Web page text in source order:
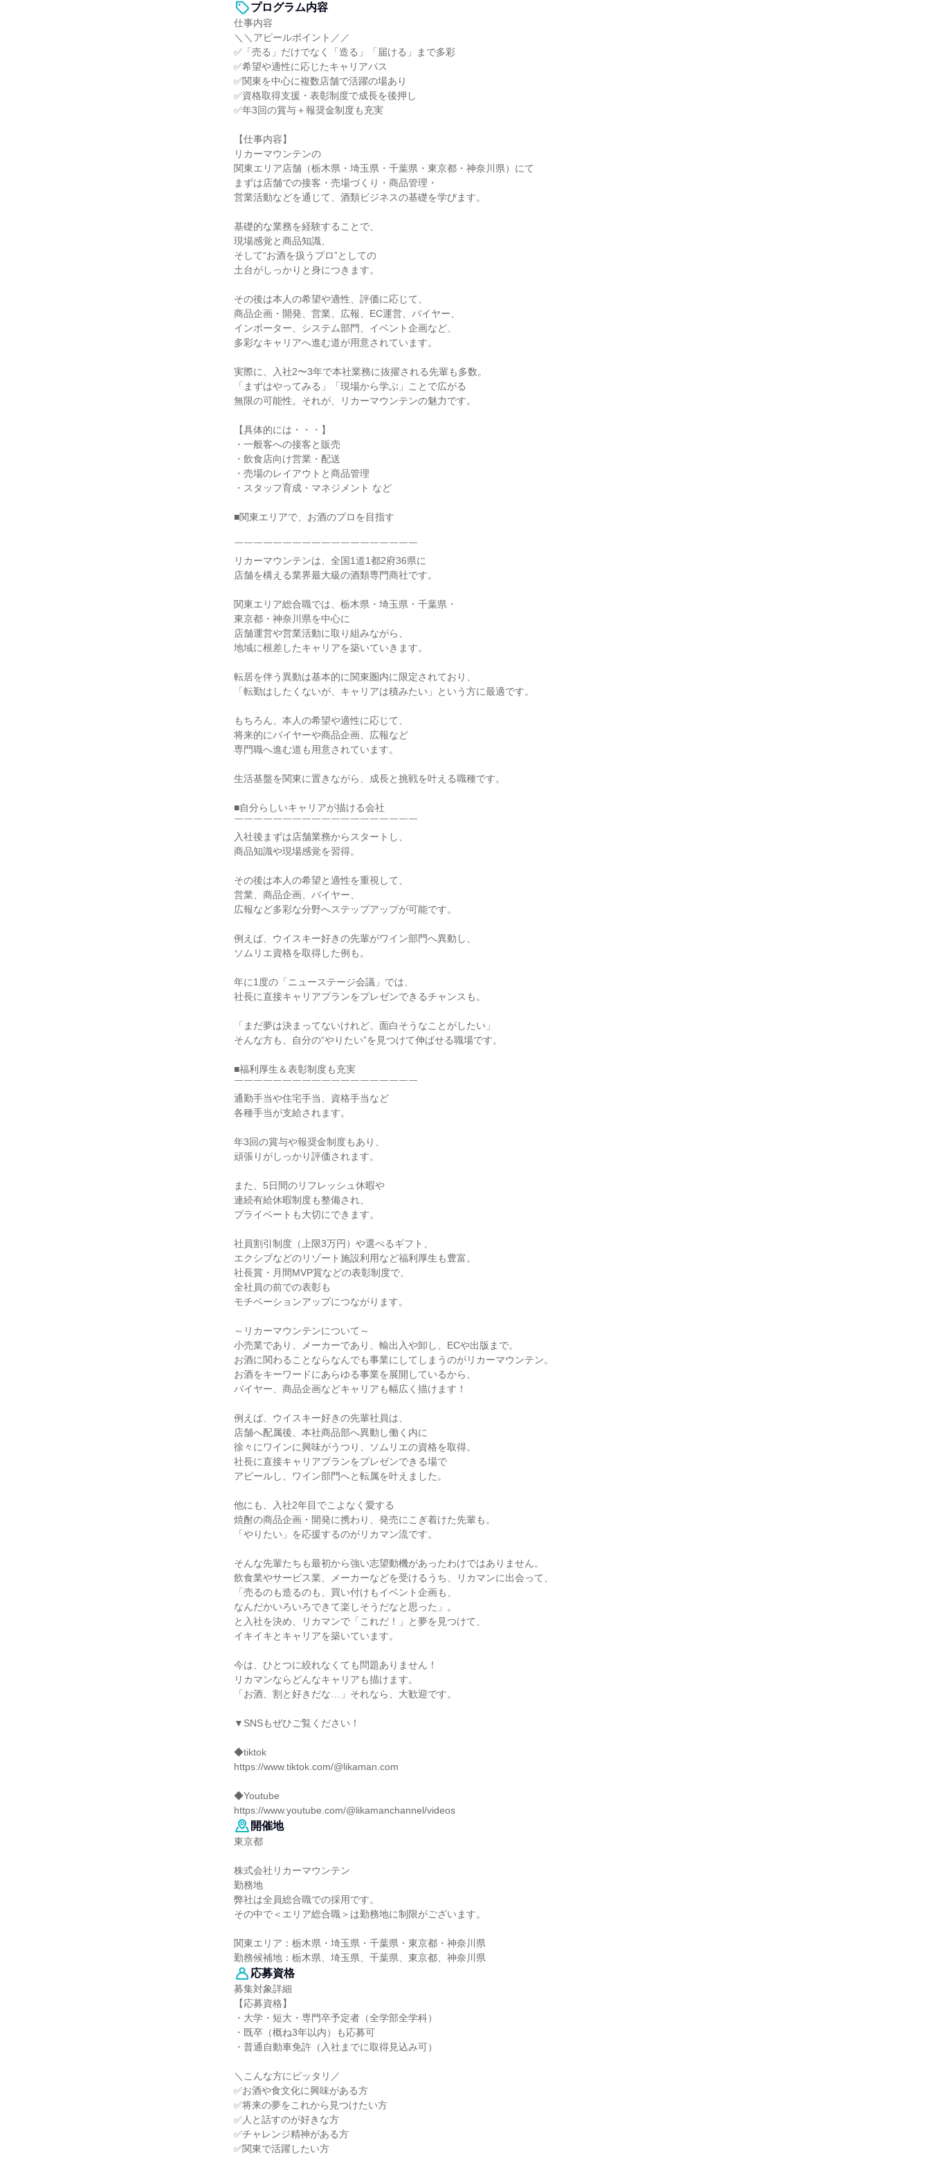
プログラム内容
仕事内容
＼＼アピールポイント／／
✅「売る」だけでなく「造る」「届ける」まで多彩
✅希望や適性に応じたキャリアパス
✅関東を中心に複数店舗で活躍の場あり
✅資格取得支援・表彰制度で成長を後押し
✅年3回の賞与＋報奨金制度も充実
【仕事内容】
リカーマウンテンの
関東エリア店舗（栃木県・埼玉県・千葉県・東京都・神奈川県）にて
まずは店舗での接客・売場づくり・商品管理・
営業活動などを通じて、酒類ビジネスの基礎を学びます。
基礎的な業務を経験することで、
現場感覚と商品知識、
そして“お酒を扱うプロ”としての
土台がしっかりと身につきます。
その後は本人の希望や適性、評価に応じて、
商品企画・開発、営業、広報、EC運営、バイヤー、
インポーター、システム部門、イベント企画など、
多彩なキャリアへ進む道が用意されています。
実際に、入社2〜3年で本社業務に抜擢される先輩も多数。
「まずはやってみる」「現場から学ぶ」ことで広がる
無限の可能性。それが、リカーマウンテンの魅力です。
【具体的には・・・】
・一般客への接客と販売
・飲食店向け営業・配送
・売場のレイアウトと商品管理
・スタッフ育成・マネジメント など
■関東エリアで、お酒のプロを目指す
￣￣￣￣￣￣￣￣￣￣￣￣￣￣￣￣￣￣￣
リカーマウンテンは、全国1道1都2府36県に
店舗を構える業界最大級の酒類専門商社です。
関東エリア総合職では、栃木県・埼玉県・千葉県・
東京都・神奈川県を中心に
店舗運営や営業活動に取り組みながら、
地域に根差したキャリアを築いていきます。
転居を伴う異動は基本的に関東圏内に限定されており、
「転勤はしたくないが、キャリアは積みたい」という方に最適です。
もちろん、本人の希望や適性に応じて、
将来的にバイヤーや商品企画、広報など
専門職へ進む道も用意されています。
生活基盤を関東に置きながら、成長と挑戦を叶える職種です。
■自分らしいキャリアが描ける会社
￣￣￣￣￣￣￣￣￣￣￣￣￣￣￣￣￣￣￣
入社後まずは店舗業務からスタートし、
商品知識や現場感覚を習得。
その後は本人の希望と適性を重視して、
営業、商品企画、バイヤー、
広報など多彩な分野へステップアップが可能です。
例えば、ウイスキー好きの先輩がワイン部門へ異動し、
ソムリエ資格を取得した例も。
年に1度の「ニューステージ会議」では、
社長に直接キャリアプランをプレゼンできるチャンスも。
「まだ夢は決まってないけれど、面白そうなことがしたい」
そんな方も、自分の“やりたい”を見つけて伸ばせる職場です。
■福利厚生＆表彰制度も充実
￣￣￣￣￣￣￣￣￣￣￣￣￣￣￣￣￣￣￣
通勤手当や住宅手当、資格手当など
各種手当が支給されます。
年3回の賞与や報奨金制度もあり、
頑張りがしっかり評価されます。
また、5日間のリフレッシュ休暇や
連続有給休暇制度も整備され、
プライベートも大切にできます。
社員割引制度（上限3万円）や選べるギフト、
エクシブなどのリゾート施設利用など福利厚生も豊富。
社長賞・月間MVP賞などの表彰制度で、
全社員の前での表彰も
モチベーションアップにつながります。
～リカーマウンテンについて～
小売業であり、メーカーであり、輸出入や卸し、ECや出版まで。
お酒に関わることならなんでも事業にしてしまうのがリカーマウンテン。
お酒をキーワードにあらゆる事業を展開しているから、
バイヤー、商品企画などキャリアも幅広く描けます！
例えば、ウイスキー好きの先輩社員は、
店舗へ配属後、本社商品部へ異動し働く内に
徐々にワインに興味がうつり、ソムリエの資格を取得。
社長に直接キャリアプランをプレゼンできる場で
アピールし、ワイン部門へと転属を叶えました。
他にも、入社2年目でこよなく愛する
焼酎の商品企画・開発に携わり、発売にこぎ着けた先輩も。
「やりたい」を応援するのがリカマン流です。
そんな先輩たちも最初から強い志望動機があったわけではありません。
飲食業やサービス業、メーカーなどを受けるうち、リカマンに出会って、
「売るのも造るのも、買い付けもイベント企画も、
なんだかいろいろできて楽しそうだなと思った」。
と入社を決め、リカマンで「これだ！」と夢を見つけて、
イキイキとキャリアを築いています。
今は、ひとつに絞れなくても問題ありません！
リカマンならどんなキャリアも描けます。
「お酒、割と好きだな…」それなら、大歓迎です。
▼SNSもぜひご覧ください！
◆tiktok
https://www.tiktok.com/@likaman.com
◆Youtube
https://www.youtube.com/@likamanchannel/videos
開催地
東京都
株式会社リカーマウンテン
勤務地
弊社は全員総合職での採用です。
その中で＜エリア総合職＞は勤務地に制限がございます。
関東エリア：栃木県・埼玉県・千葉県・東京都・神奈川県
勤務候補地：栃木県、埼玉県、千葉県、東京都、神奈川県
応募資格
募集対象詳細
【応募資格】
・大学・短大・専門卒予定者（全学部全学科）
・既卒（概ね3年以内）も応募可
・普通自動車免許（入社までに取得見込み可）
＼こんな方にピッタリ／
✅お酒や食文化に興味がある方
✅将来の夢をこれから見つけたい方
✅人と話すのが好きな方
✅チャレンジ精神がある方
✅関東で活躍したい方